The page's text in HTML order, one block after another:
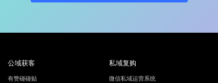
公域获客
有赞碰碰贴
私域复购
微信私域运营系统